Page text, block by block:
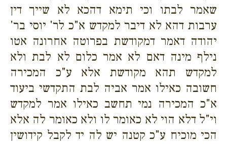
שאמר לבתו וכי תימא דהכא לא שייך דין
ערבות דהא לא דיבר למקדש א"כ לר' יוסי בר'
יהודה דאמר דמקודשת בפרוטה אחרונה אטו
נילף מינה דאם לא אמר כלום לא לבת ולא
למקדש תהא מקודשת אלא ע"כ המכירה
חשובה כאילו אמר אביה לבת התקדשי ביעוד
א"כ המכירה נמי תחשב כאילו אמר למקדש
וי"ל דלא הוי לא כאומר לו ולא כאומר לה אלא
הכי מוכיח ע"כ קטנה יש לה יד לקבל קידושין